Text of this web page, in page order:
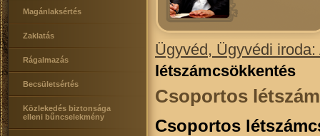
Magánlaksértés
Zaklatás
Rágalmazás
Becsületsértés
Közlekedés biztonsága
elleni bűncselekmény
Ügyvéd, Ügyvédi
létszámcsökkentés
Csoportos
Csoportos